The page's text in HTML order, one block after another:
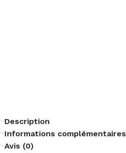
Description
Informations complémentaires
Avis (0)